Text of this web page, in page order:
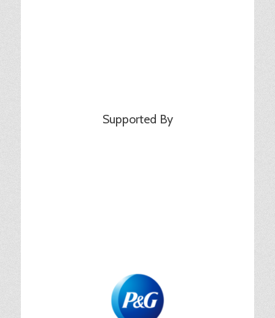
Supported By